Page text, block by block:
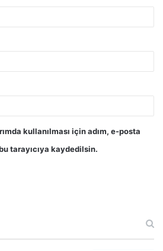
kullanılması için adım, e-posta
tarayıcıya kaydedilsin.